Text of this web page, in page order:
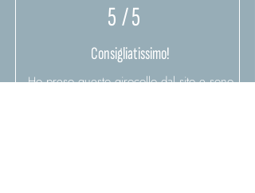
5/ 5
Consigliatissimo!
Ho preso questo girocollo dal sito e sono